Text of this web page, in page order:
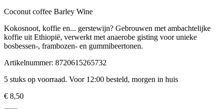
Coconut coffee Barley Wine
Kokosnoot, koffie en... gerstewijn? Gebrouwen met ambachtelijke
koffie uit Ethiopië, verwerkt met anaerobe gisting voor unieke
bosbessen-, frambozen- en gummibeertonen.
Artikelnummer: 8720615265732
5 stuks op voorraad. Voor 12:00 besteld, morgen in huis
€ 8,50